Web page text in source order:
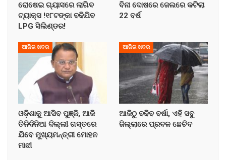
ରୋଷେଇ ଗ୍ୟାସରେ ଲାଗିବ
ଟ୍ୟାକ୍ସ !୧୮ଟଙ୍କା ବଢିଯିବ
LPG ସିଲିଣ୍ଡର!
ବିନା ଦୋଷରେ ଜେଲରେ କଟିଲା
22 ବର୍ଷ
ଆଜିର ଖବର
ଓଡ଼ିଶାକୁ ଆସିବ ପୁଞ୍ଜି, ଆଜି
ତିନିଦିନିଆ ଦିଲ୍ଲୀ ଗସ୍ତରେ
ଯିବେ ମୁଖ୍ୟମନ୍ତ୍ରୀ ମୋହନ
ମାଝୀ
ଆଜିର ଖବର
ଆଜିଠୁ ବଢିବ ବର୍ଷା, ଏହି ସବୁ
ଜିଲ୍ଲାରେ ପ୍ରବଳ ଛେଚିବ